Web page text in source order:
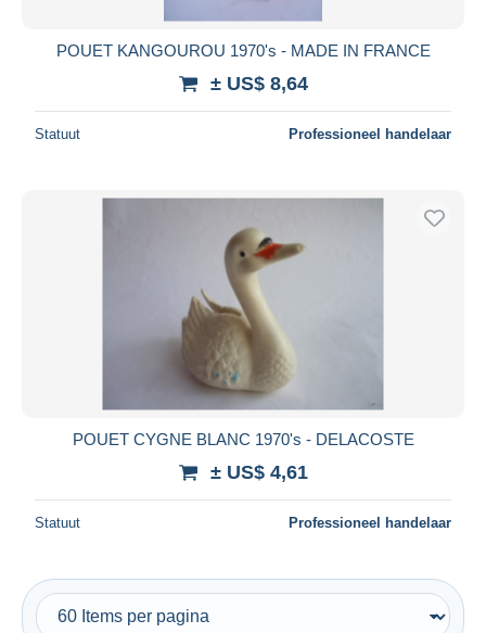
POUET KANGOUROU 1970's - MADE IN FRANCE
± US$ 8,64
Statuut Professioneel handelaar
POUET CYGNE BLANC 1970's - DELACOSTE
± US$ 4,61
Statuut Professioneel handelaar